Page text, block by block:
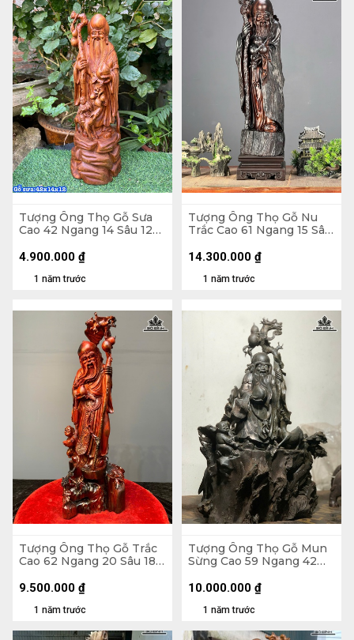
Tượng Ông Thọ Gỗ Sưa
Cao 42 Ngang 14 Sâu 12
1 năm trước
4.900.000 ₫
Tượng Ông Thọ Gỗ Nu
Trắc Cao 61 Ngang 15 Sâu
1 năm trước
14.300.000 ₫
Tượng Ông Thọ Gỗ Trắc
Cao 62 Ngang 20 Sâu 18
1 năm trước
9.500.000 ₫
Tượng Ông Thọ Gỗ Mun
Sừng Cao 59 Ngang 42
1 năm trước
10.000.000 ₫